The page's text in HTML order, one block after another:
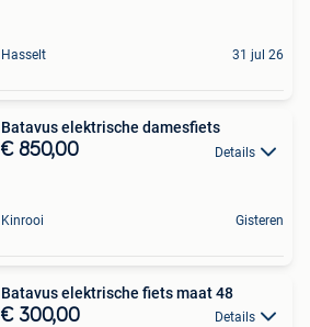
Hasselt 31 jul 26
Batavus elektrische damesfiets
€ 850,00 Details
Kinrooi Gisteren
Batavus elektrische fiets maat 48
€ 300,00 Details